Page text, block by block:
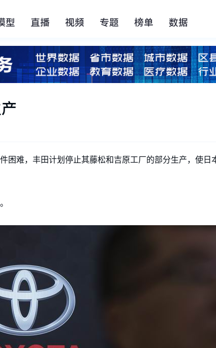
型 直播 视频 专题 榜单 数据
困难，丰田计划停止其藤松和吉原工厂的部分生产，使日